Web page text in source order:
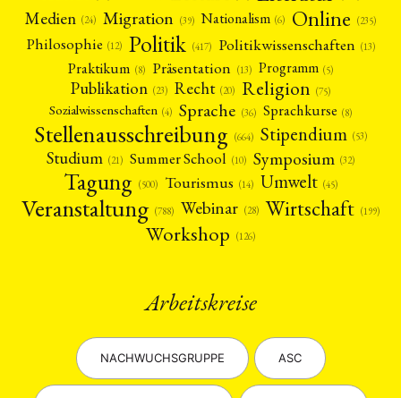
ARBEITSKREISE VERANSTALTUNGEN
ANTRAG AUF EINEN SMALL GRANT DER DGA MITGLIEDERBEREICH
MITGLIEDSCHAFT
Medien (24) Migration (39) Nationalism (6) Online (235)
Philosophie (12) Politik (417) Politikwissenschaften (13)
Praktikum (8) Präsentation (13) Programm (5)
Publikation (23) Recht (20) Religion (75)
Sozialwissenschaften (4) Sprache (36) Sprachkurse (8)
Stellenausschreibung (664) Stipendium (53)
Studium (21) Summer School (10) Symposium (32)
Tagung (500) Tourismus (14) Umwelt (45)
Veranstaltung (788) Webinar (28) Wirtschaft (199)
Workshop (126)
Arbeitskreise
NACHWUCHSGRUPPE ASC